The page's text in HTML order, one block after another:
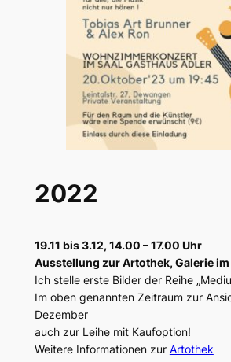
2022
19.11 bis 3.12, 14.00 – 17.00 Uhr
Ausstellung zur Artothek, Galerie im
Ich stelle erste Bilder der Reihe
Im oben genannten Zeitraum zur
Dezember
auch zur Leihe mit Kaufoption!
Weitere Informationen zur Artothek